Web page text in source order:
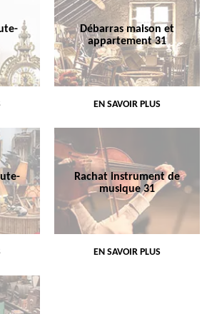
Débarras maison et
appartement 31
EN SAVOIR PLUS
Rachat instrument de
musique 31
EN SAVOIR PLUS